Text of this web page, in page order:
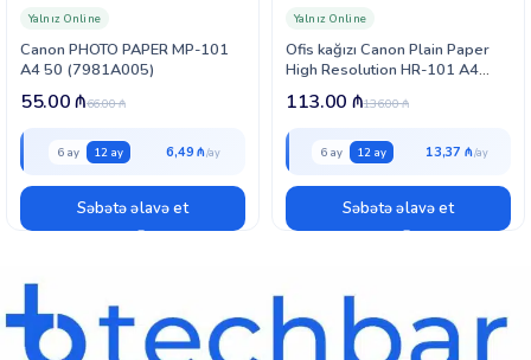
Canon PHOTO PAPER MP-101
A4 50 (7981A005)
Yalnız Online
66.00₼
55.00₼
6 ay 12 ay 6,49 ₼
Səbətə əlavə et
Ofis kağızı Canon Plain Paper
High Resolution HR-101 A4
(1033A001)
Yalnız Online
136.00₼
113.00 ₼
6 ay 12 ay 13,37 ₼
Səbətə əlavə et